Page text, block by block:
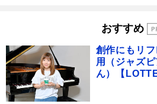
おすすめ
創作にもリ
用（ジャズ
ん）【